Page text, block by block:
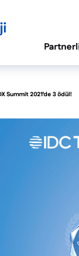
Summit 2021’de 3 ödül!